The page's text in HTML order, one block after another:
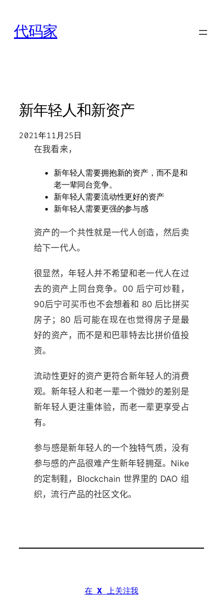
代码家
新年轻人和新资产
2021年11月25日
在我看来，
新年轻人需要拥抱新的资产，而不是和
老一辈同台竞争。
新年轻人需要流动性更好的资产
新年轻人需要更强的参与感
资产的一个共性就是一代人创造，然后卖
给下一代人。
很显然，年轻人并不希望和老一代人在过
去的资产上同台竞争。00 后宁可炒鞋，
90后宁可买币也不会想着和 80 后比拼买
房子；80 后可能在现在也觉得房子是最
好的资产，而不是和巴菲特去比拼价值投
资。
流动性更好的资产更符合新年轻人的消费
观。新年轻人和老一辈一个微妙的差别是
新年轻人更注重体验，而老一辈更享受占
有。
参与感是新年轻人的一个独特气质，没有
参与感的产品很难产生新年轻拥趸。Nike
的定制鞋，Blockchain 世界里的 DAO 组
织，流行产品的社区文化。
在X 上关注我